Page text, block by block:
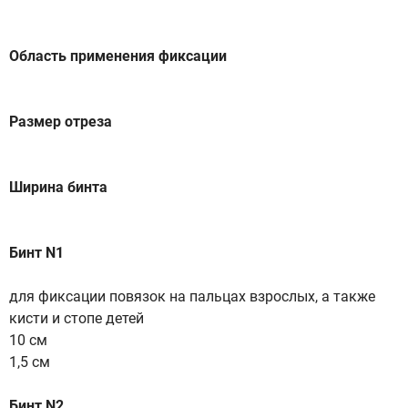
Область применения фиксации
Размер отреза
Ширина бинта
Бинт N1
для фиксации повязок на пальцах взрослых, а также
кисти и стопе детей
10 см
1,5 см